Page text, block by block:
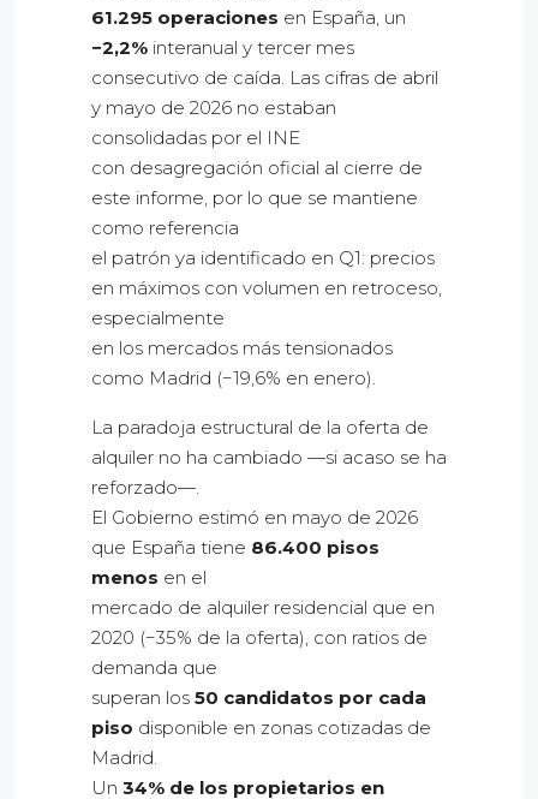
61.295 operaciones en España, un
−2,2% interanual y tercer mes
consecutivo de caída. Las cifras de abril
y mayo de 2026 no estaban
consolidadas por el INE
con desagregación oficial al cierre de
este informe, por lo que se mantiene
como referencia
el patrón ya identificado en Q1: precios
en máximos con volumen en retroceso,
especialmente
en los mercados más tensionados
como Madrid (−19,6% en enero).
La paradoja estructural de la oferta de
alquiler no ha cambiado —si acaso se ha
reforzado—.
El Gobierno estimó en mayo de 2026
que España tiene 86.400 pisos
menos en el
mercado de alquiler residencial que en
2020 (−35% de la oferta), con ratios de
demanda que
superan los 50 candidatos por cada
piso disponible en zonas cotizadas de
Madrid.
Un 34% de los propietarios en